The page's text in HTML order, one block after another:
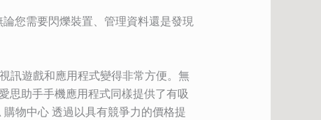
您需要閃爍裝置、管理資料還是發現
訊遊戲和應用程式變得非常方便。無
思助手手機應用程式同樣提供了有吸
物中心 透過以具有競爭力的價格提